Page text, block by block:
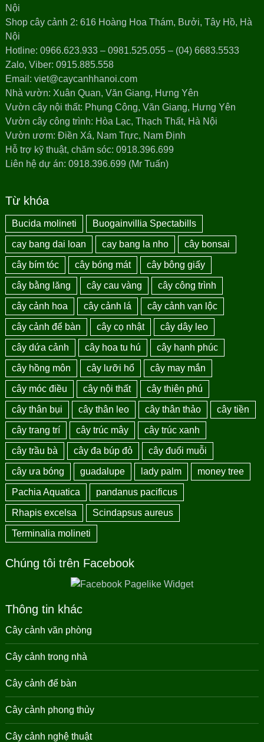
Nội
Shop cây cảnh 2: 616 Hoàng Hoa Thám, Bưởi, Tây Hồ, Hà
Nội
Hotline: 0966.623.933 – 0981.525.055 – (04) 6683.5533
Zalo, Viber: 0915.885.558
Email: viet@caycanhhanoi.com
Nhà vườn: Xuân Quan, Văn Giang, Hưng Yên
Vườn cây nội thất: Phụng Công, Văn Giang, Hưng Yên
Vườn cây công trình: Hòa Lạc, Thạch Thất, Hà Nội
Vườn ươm: Điền Xá, Nam Trực, Nam Định
Hỗ trợ kỹ thuật, chăm sóc: 0918.396.699
Liên hệ dự án: 0918.396.699 (Mr Tuấn)
Từ khóa
Bucida molineti Buogainvillia Spectabills
cay bang dai loan cay bang la nho cây bonsai
cây bím tóc cây bóng mát cây bông giấy
cây bằng lăng cây cau vàng cây công trình
cây cảnh hoa cây cảnh lá cây cảnh vạn lộc
cây cảnh để bàn cây cọ nhật cây dây leo
cây dứa cảnh cây hoa tu hú cây hạnh phúc
cây hồng môn cây lưỡi hổ cây may mắn
cây móc điều cây nội thất cây thiên phú
cây thân bụi cây thân leo cây thân thảo cây tiền
cây trang trí cây trúc mây cây trúc xanh
cây trầu bà cây đa búp đỏ cây đuổi muỗi
cây ưa bóng guadalupe lady palm money tree
Pachia Aquatica pandanus pacificus
Rhapis excelsa Scindapsus aureus
Terminalia molineti
Chúng tôi trên Facebook
Thông tin khác
Cây cảnh văn phòng
Cây cảnh trong nhà
Cây cảnh để bàn
Cây cảnh phong thủy
Cây cảnh nghệ thuật